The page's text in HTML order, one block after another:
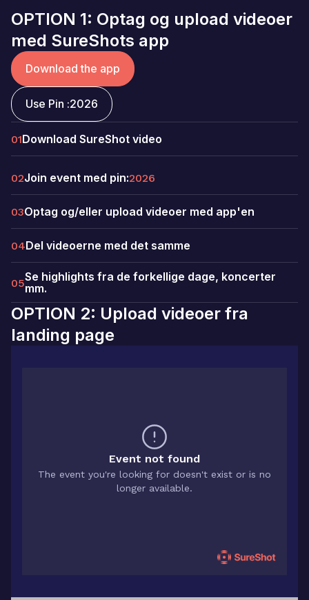
OPTION 1: Optag og upload videoer
med SureShots app
Download the app
Use Pin :2026
01Download SureShot video
02Join event med pin:2026
03Optag og/eller upload videoer med app'en
04Del videoerne med det samme
05Se highlights fra de forkellige dage, koncerter
mm.
OPTION 2: Upload videoer fra
landing page